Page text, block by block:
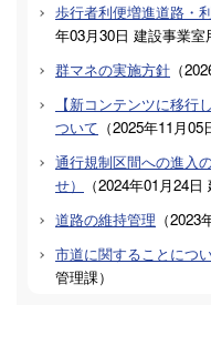
歩行者利便増進道路・
年03月30日 建設事業室
群マネの実施方針 （
【新コンテンツに移行
ついて （2025年11月05
通行規制区間への進入
せ）
（2024年01月24日
道路の維持管理 （2023
市道に関することにつ
管理課）